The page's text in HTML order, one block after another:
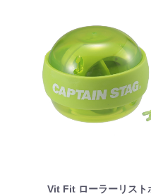
Vit Fit ローラーリスト